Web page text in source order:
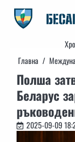
content
Главна
Полша
Беларус
2025-09-09